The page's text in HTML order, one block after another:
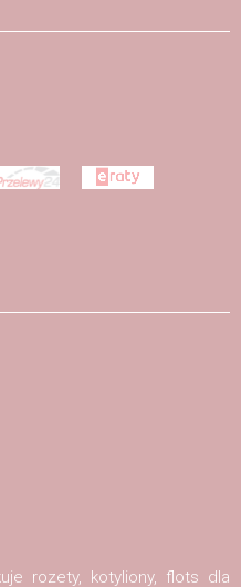
rozety, kotyliony, flots dla